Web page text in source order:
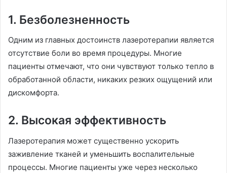
1. Безболезненность
Одним из главных достоинств лазеротерапии является
отсутствие боли во время процедуры. Многие
пациенты отмечают, что они чувствуют только тепло в
обработанной области, никаких резких ощущений или
дискомфорта.
2. Высокая эффективность
Лазеротерапия может существенно ускорить
заживление тканей и уменьшить воспалительные
процессы. Многие пациенты уже через несколько